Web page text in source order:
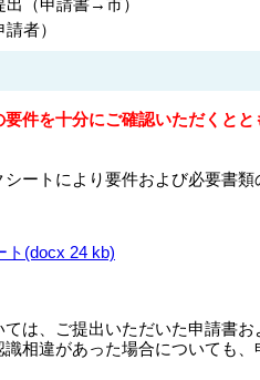
（申請書→市）
者）
件を十分にご確認いただくと
ートにより要件および必要書
ト(docx 24 kb)
は、ご提出いただいた申請書
相違があった場合についても